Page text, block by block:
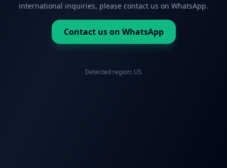
international inquiries, please contact us on WhatsApp.
Contact us on WhatsApp
Detected region: US